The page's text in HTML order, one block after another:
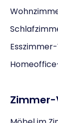
Zimmer-